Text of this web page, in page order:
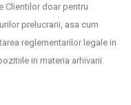
Clientilor doar pentru
prelucrarii, asa cum
reglementarilor legale in
in materia arhivarii.